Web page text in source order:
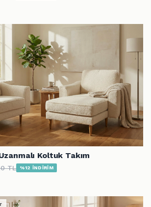
Koltuk Takım
TL %12 İNDİRİM